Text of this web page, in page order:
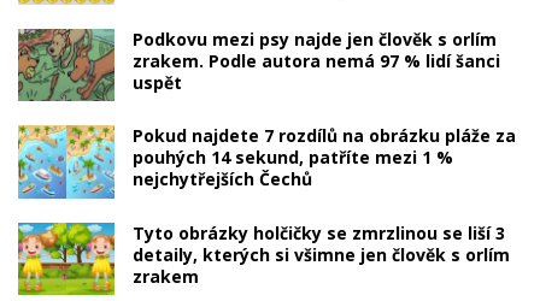
Podkovu mezi psy najde jen člověk s orlím
zrakem. Podle autora nemá 97 % lidí šanci
uspět
Pokud najdete 7 rozdílů na obrázku pláže za
pouhých 14 sekund, patříte mezi 1 %
nejchytřejších Čechů
Tyto obrázky holčičky se zmrzlinou se liší 3
detaily, kterých si všimne jen člověk s orlím
zrakem